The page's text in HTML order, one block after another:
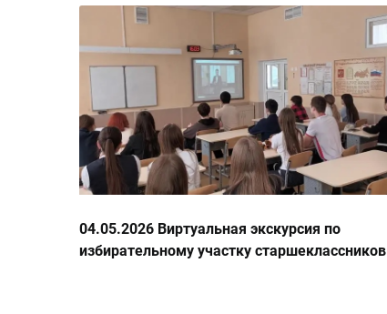
04.05.2026 Виртуальная экскурсия по
избирательному участку старшеклассников